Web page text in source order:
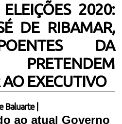
2020:
DE RIBAMAR,
DA
PRETENDEM
EXECUTIVO
Baluarte
ao atual Governo